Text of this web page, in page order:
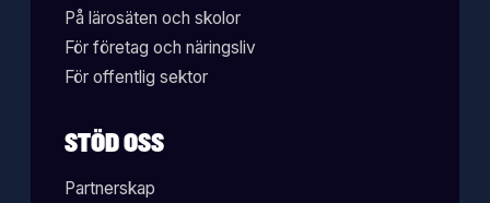
På lärosäten och skolor
För företag och näringsliv
För offentlig sektor
STÖD OSS
Partnerskap